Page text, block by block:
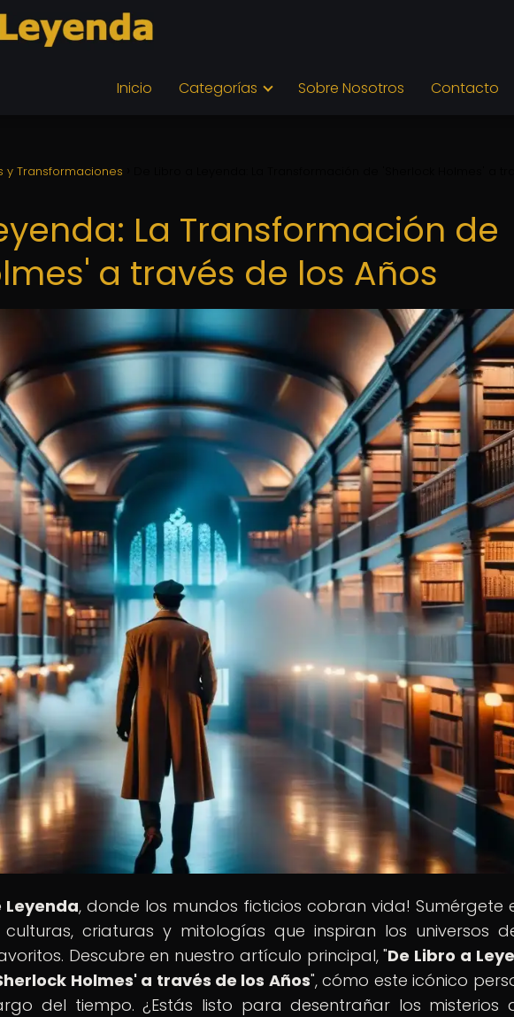
Inicio Categorías Sobre Nosotros Contacto
y Transformaciones
La Transformación de
a través de los Años
Leyenda, donde los mundos ficticios cobran vida! Sumérgete
criaturas y mitologías que inspiran los universos
Descubre en nuestro artículo principal, "De Libro a
Holmes' a través de los Años", cómo este icónico
del tiempo. ¿Estás listo para desentrañar los misterios